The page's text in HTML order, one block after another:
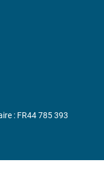
: FR44 785 393